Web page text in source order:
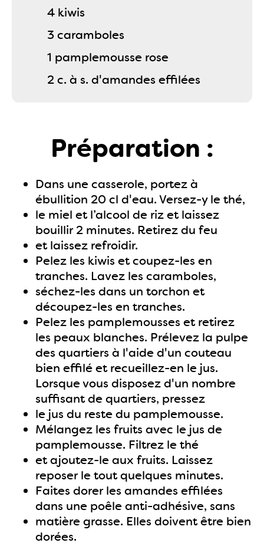
4 kiwis
3 caramboles
1 pamplemousse rose
2 c. à s. d'amandes effilées
Préparation :
Dans une casserole, portez à
ébullition 20 cl d'eau. Versez-y le thé,
le miel et l’alcool de riz et laissez
bouillir 2 minutes. Retirez du feu
et laissez refroidir.
Pelez les kiwis et coupez-les en
tranches. Lavez les caramboles,
séchez-les dans un torchon et
découpez-les en tranches.
Pelez les pamplemousses et retirez
les peaux blanches. Prélevez la pulpe
des quartiers à l'aide d'un couteau
bien effilé et recueillez-en le jus.
Lorsque vous disposez d'un nombre
suffisant de quartiers, pressez
le jus du reste du pamplemousse.
Mélangez les fruits avec le jus de
pamplemousse. Filtrez le thé
et ajoutez-le aux fruits. Laissez
reposer le tout quelques minutes.
Faites dorer les amandes effilées
dans une poêle anti-adhésive, sans
matière grasse. Elles doivent être bien
dorées.